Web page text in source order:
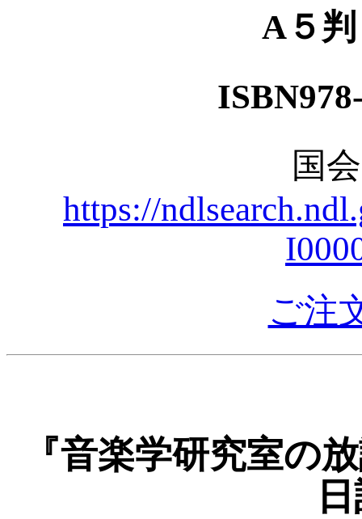
A５
国
https://
ご注
『音楽学研究室